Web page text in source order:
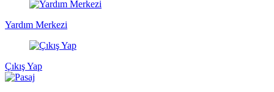
Yardım Merkezi
Çıkış Yap